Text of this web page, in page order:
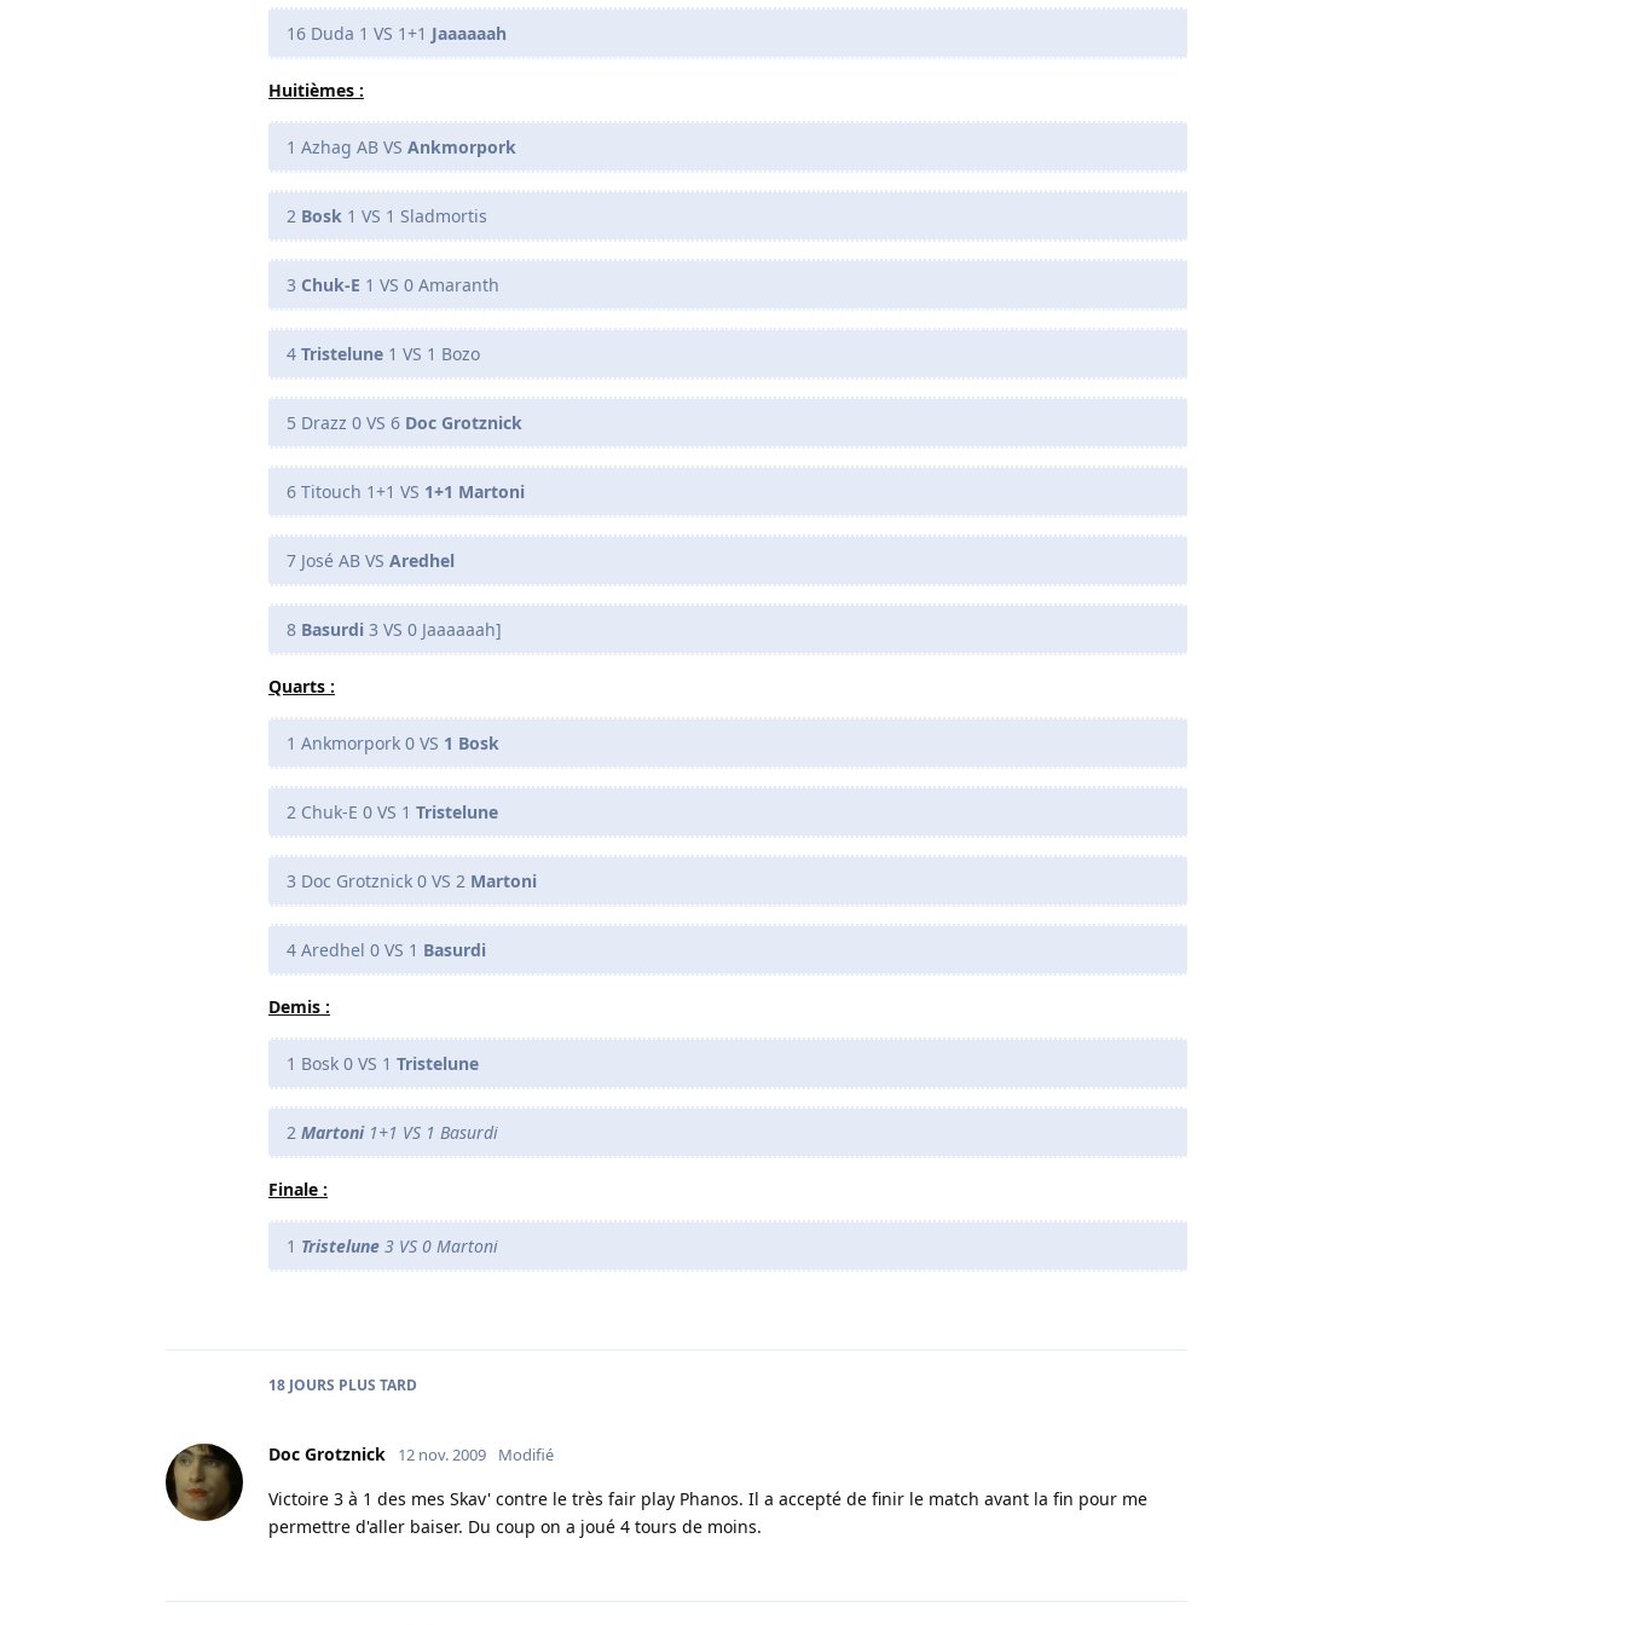
16 Duda 1 VS 1+1 Jaaaaaah
Huitièmes :
1 Azhag AB VS Ankmorpork
2 Bosk 1 VS 1 Sladmortis
3 Chuk-E 1 VS 0 Amaranth
4 Tristelune 1 VS 1 Bozo
5 Drazz 0 VS 6 Doc Grotznick
6 Titouch 1+1 VS 1+1 Martoni
7 José AB VS Aredhel
8 Basurdi 3 VS 0 Jaaaaaah]
Quarts :
1 Ankmorpork 0 VS 1 Bosk
2 Chuk-E 0 VS 1 Tristelune
3 Doc Grotznick 0 VS 2 Martoni
4 Aredhel 0 VS 1 Basurdi
Demis :
1 Bosk 0 VS 1 Tristelune
2 Martoni 1+1 VS 1 Basurdi
Finale :
1 Tristelune 3 VS 0 Martoni
18 JOURS PLUS TARD
Doc Grotznick 12 nov. 2009 Modifié
Victoire 3 à 1 des mes Skav' contre le très fair play Phanos. Il a accepté de finir le match avant la fin pour me
permettre d'aller baiser. Du coup on a joué 4 tours de moins.